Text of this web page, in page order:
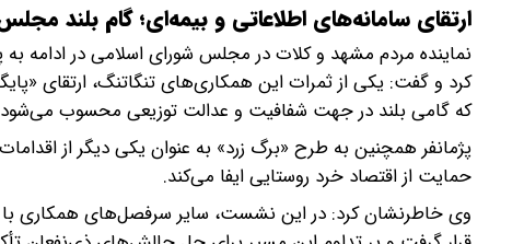
ارتقای سامانه‌های اطلاعاتی و بیمه‌ای؛ گام بلند
نماینده مردم مشهد و کلات در مجلس شورای اسلامی در ادامه
کرد و گفت: یکی از ثمرات این همکاری‌های تنگاتنگ، ارتقای
که گامی بلند در جهت شفافیت و عدالت توزیعی محسوب
پژمانفر همچنین به طرح «برگ زرد» به عنوان یکی دیگر از
حمایت از اقتصاد خرد روستایی ایفا می‌کند.
وی خاطرنشان کرد: در این نشست، سایر سرفصل‌های همکاری با